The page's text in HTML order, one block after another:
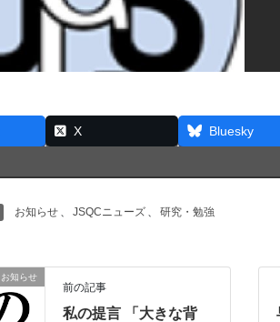
X Bluesky
お知らせ JSQCニューズ 研究・勉強
お知らせ
前の記事
私の提言 「大きな背